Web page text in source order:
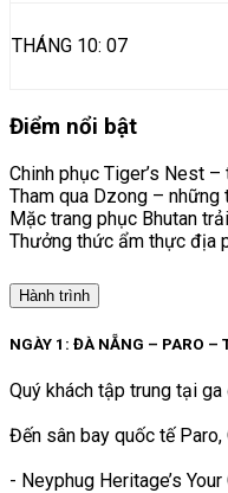
THÁNG 10: 07
Điểm nổi bật
Chinh phục Tiger’s Nest
Tham qua Dzong –
Mặc trang phục Bhutan
Thưởng thức ẩm thực địa
Hành trình
NGÀY 1: ĐÀ NẴNG – PARO
Quý khách tập trung tại
Đến sân bay quốc tế
- Neyphug Heritage’s